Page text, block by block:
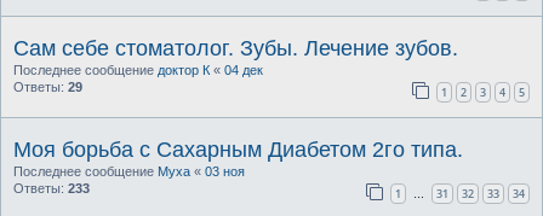
Сам себе стоматолог. Зубы. Лечение зубов.
Последнее сообщение доктор К « 04 дек
Ответы: 29 1 2 3 4 5
Моя борьба с Сахарным Диабетом 2го типа.
Последнее сообщение Муха « 03 ноя
Ответы: 233 1 … 31 32 33 34